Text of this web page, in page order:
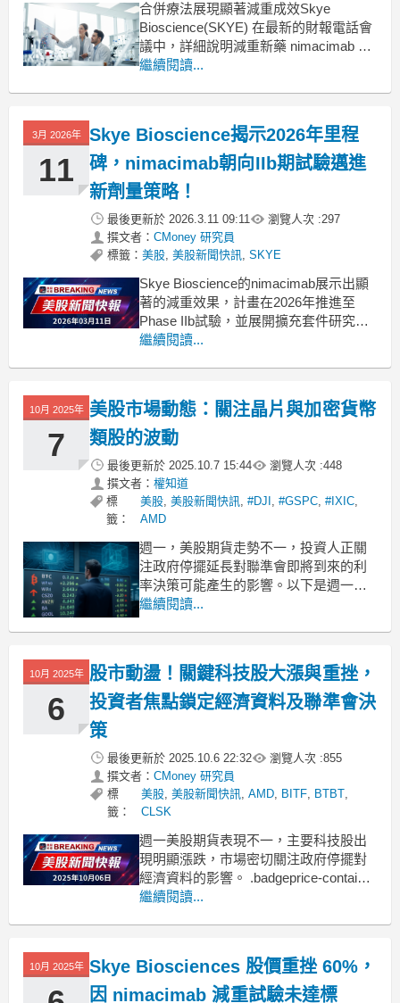
合併療法展現顯著減重成效Skye
Bioscience(SKYE) 在最新的財報電話會
議中，詳細說明減重新藥 nimacimab 的
開發進度。執行長 Punit Dhillon 指出，
理層強調，經過 52 週的治療後，合併
繼續閱讀...
3月 2026年
11
Skye Bioscience揭示2026年里程
碑，nimacimab朝向IIb期試驗邁進
新劑量策略！
最後更新於 2026.3.11 09:11 瀏覽人次 :297
撰文者： CMoney 研究員
標籤： 美股, 美股新聞快訊, SKYE
Skye Bioscience的nimacimab展示出顯
著的減重效果，計畫在2026年推進至
Phase IIb試驗，並展開擴充套件研究以
評估更高劑量。 .badgeprice-container {
gap:
繼續閱讀...
10月 2025年
7
美股市場動態：關注晶片與加密貨幣
類股的波動
最後更新於 2025.10.7 15:44 瀏覽人次 :448
撰文者： 權知道
標
籤：
美股, 美股新聞快訊, #DJI , #GSPC, #IXIC,
AMD
週一，美股期貨走勢不一，投資人正關
注政府停擺延長對聯準會即將到來的利
率決策可能產生的影響。以下是週一主
要股市變動的公司及其背後原因。關鍵
67%，原因是有報導指出川普政府正在
討論入股該公司。該公司在格陵蘭的
繼續閱讀...
10月 2025年
6
股市動盪！關鍵科技股大漲與重挫，
投資者焦點鎖定經濟資料及聯準會決
策
最後更新於 2025.10.6 22:32 瀏覽人次 :855
撰文者： CMoney 研究員
標
籤：
美股, 美股新聞快訊, AMD, BITF, BTBT,
CLSK
週一美股期貨表現不一，主要科技股出
現明顯漲跌，市場密切關注政府停擺對
經濟資料的影響。 .badgeprice-container
{
gap: 1rem !important;
繼續閱讀...
10月 2025年 Skye Biosciences 股價重挫 60%，
因 nimacimab 減重試驗未達標